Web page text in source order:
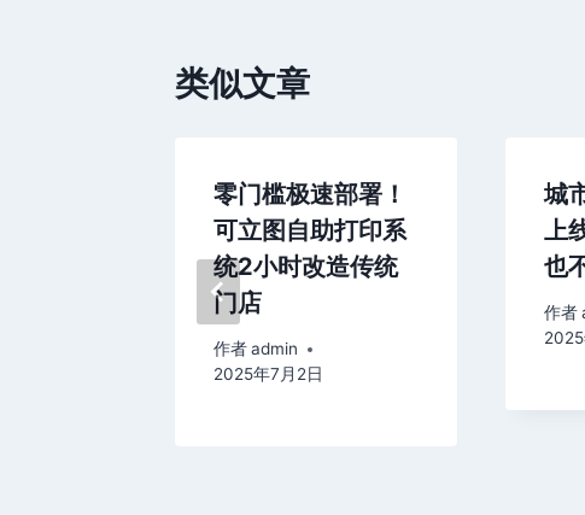
类似文章
零门槛极速部署！
可立图自助打印系
统2小时改造传统
门店
作者admin
2025年7月2日
城
上
也
作者